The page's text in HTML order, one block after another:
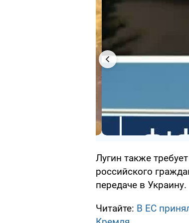
Лугин также
российского
передаче в Украину.
Читайте: В ЕС